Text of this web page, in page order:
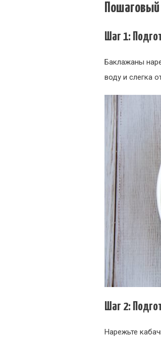
Шаг 1:
Баклажаны
воду и слегка
Шаг 2:
Нарежьте